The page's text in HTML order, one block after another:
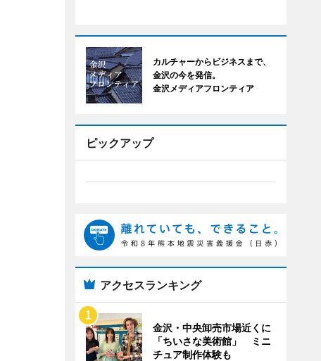
カルチャーからビジネスまで、
金沢の今を発信。
金沢メディアフロンティア
ピックアップ
アクセスランキング
金沢・中央卸売市場近くに
「ちいさな美術館」 ミニ
チュア制作体験も